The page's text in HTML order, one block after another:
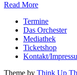
Read More
Termine
Das Orchester
Mediathek
Ticketshop
Kontakt/
Theme by Think Up